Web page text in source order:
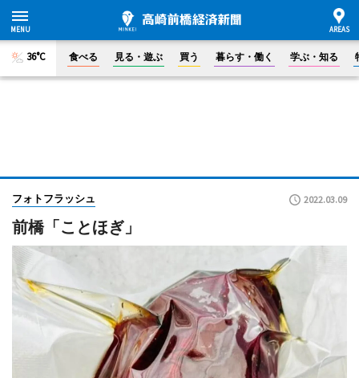
36°C 食べる 見る・遊ぶ 買う 暮らす・働く 学ぶ・知る
フォトフラッシュ 2022.03.09
前橋「ことほぎ」